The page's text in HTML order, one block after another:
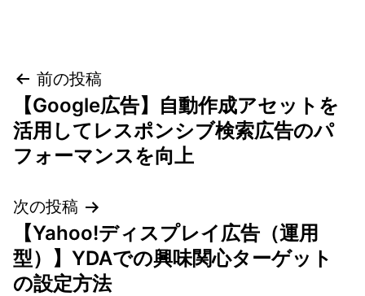
投
稿
ナ
ビ
ゲ
ー
前の投稿
【Google広告】自動作成アセットを
活用してレスポンシブ検索広告のパ
フォーマンスを向上
次の投稿
【Yahoo!ディスプレイ広告（運用
型）】YDAでの興味関心ターゲット
の設定方法